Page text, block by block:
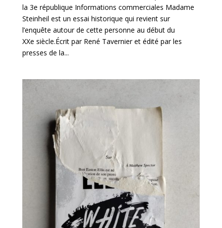
la 3e république Informations commerciales Madame
Steinheil est un essai historique qui revient sur
l’enquête autour de cette personne au début du
XXe siècle.Écrit par René Tavernier et édité par les
presses de la...